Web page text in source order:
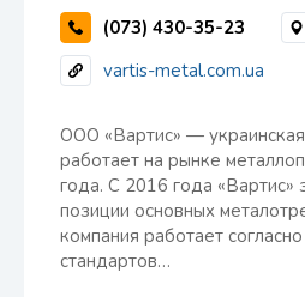
(073) 430-35-23
vartis-metal.com.ua
ООО «Вартис» —
работает на рынке
года. С 2016 года «Вартис»
позиции основных
компания работает
стандартов…